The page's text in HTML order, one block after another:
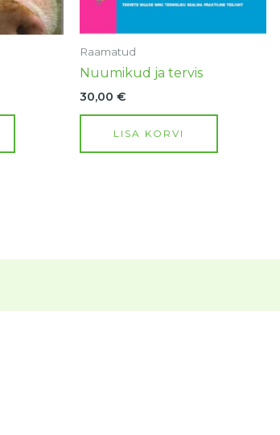
Raamatud
Nuumikud ja tervis
30,00 €
LISA KORVI